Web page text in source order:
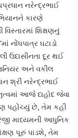
નરેન્દ્રભાઈ
કારણે
શિક્ષણનું
ઘટાડો
ઉદાસીનતા દૂર થઈ
અને વકીલ
શ્રી નરેન્દ્રભાઈ
આજે દાહોદ જેવા
પહોંચ્યું છે, તેમ કહી
માધ્યમની આધુનિક
પૂરું પાડશે, તેમ